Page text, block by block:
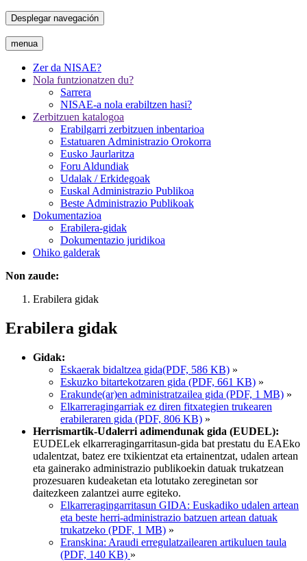
Desplegar navegación
menua
Zer da NISAE?
Nola funtzionatzen du?
Sarrera
NISAE-a nola erabiltzen hasi?
Zerbitzuen katalogoa
Erabilgarri zerbitzuen inbentarioa
Estatuaren Administrazio Orokorra
Eusko Jaurlaritza
Foru Aldundiak
Udalak / Erkidegoak
Euskal Administrazio Publikoa
Beste Administrazio Publikoak
Dokumentazioa
Erabilera-gidak
Dokumentazio juridikoa
Ohiko galderak
Non zaude:
Erabilera gidak
Erabilera gidak
Gidak:
Eskaerak bidaltzea gida(PDF, 586 KB) »
Eskuzko bitartekotzaren gida (PDF, 661 KB) »
Erakunde(ar)en administratzailea gida (PDF, 1 MB) »
Elkarreragingarriak ez diren fitxategien trukearen
erabileraren gida (PDF, 806 KB) »
Herrismartik-Udalerri adimendunak gida (EUDEL):
EUDELek elkarreragingarritasun-gida bat prestatu du EAEko
udalentzat, batez ere txikientzat eta ertainentzat, udalen artean
eta gainerako administrazio publikoekin datuak trukatzean
prozesuaren kudeaketan eta lotutako zereginetan sor
daitezkeen zalantzei aurre egiteko.
Elkarreragingarritasun GIDA: Euskadiko udalen artean
eta beste herri-administrazio batzuen artean datuak
trukatzeko (PDF, 1 MB) »
Eranskina: Araudi erregulatzailearen artikuluen taula
(PDF, 140 KB) »